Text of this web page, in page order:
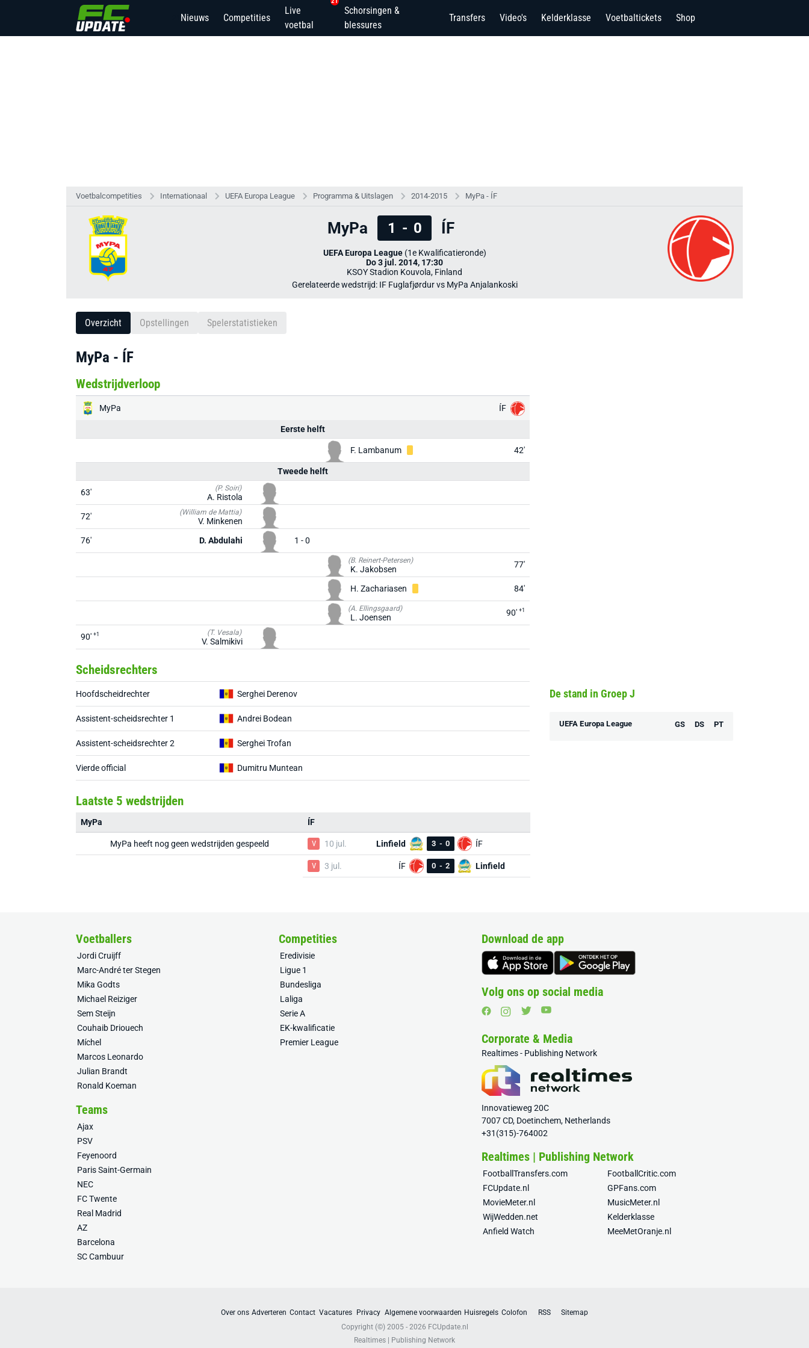
Nieuws Competities
Live
voetbal
Schorsingen &
blessures
Transfers Video's Kelderklasse Voetbaltickets Shop
Voetbalcompetities Internationaal UEFA Europa League Programma & Uitslagen 2014-2015 MyPa - ÍF
MyPa 1 - 0 ÍF
UEFA Europa League(1e Kwalificatieronde)
Do 3 jul. 2014, 17:30
KSOY Stadion Kouvola, Finland
Gerelateerde wedstrijd: IF Fuglafjørdur vs MyPa Anjalankoski
Overzicht Opstellingen Spelerstatistieken
MyPa - ÍF
Wedstrijdverloop
MyPa ÍF
Eerste helft
F. Lambanum 42'
Tweede helft
63' (P. Soiri)
A. Ristola
72'
(William de Mattia)
V. Minkenen
76'
D. Abdulahi 1 - 0
(B. Reinert-Petersen)
K. Jakobsen 77'
H. Zachariasen 84'
(A. Ellingsgaard)
L. Joensen 90' +1
90' +1 (T. Vesala)
V. Salmikivi
Scheidsrechters
Hoofdscheidrechter Serghei Derenov
Assistent-scheidsrechter 1 Andrei Bodean
Assistent-scheidsrechter 2 Serghei Trofan
Vierde official Dumitru Muntean
Laatste 5 wedstrijden
MyPa
MyPa heeft nog geen wedstrijden gespeeld
ÍF
V 10 jul. Linfield 3 - 0 ÍF
V 3 jul. ÍF 0 - 2 Linfield
De stand in Groep J
UEFA Europa League GS DS PT
Voetballers
Jordi Cruijff
Marc-André ter Stegen
Mika Godts
Michael Reiziger
Sem Steijn
Couhaib Driouech
Míchel
Marcos Leonardo
Julian Brandt
Ronald Koeman
Competities
Eredivisie
Ligue 1
Bundesliga
Laliga
Serie A
EK-kwalificatie
Premier League
Teams
Ajax
PSV
Feyenoord
Paris Saint-Germain
NEC
FC Twente
Real Madrid
AZ
Barcelona
SC Cambuur
Download de app
Volg ons op social media
Corporate & Media
Realtimes - Publishing Network
Innovatieweg 20C
7007 CD, Doetinchem, Netherlands
+31(315)-764002
Realtimes | Publishing Network
FootballTransfers.com
FootballCritic.com
FCUpdate.nl
GPFans.com
MovieMeter.nl
MusicMeter.nl
WijWedden.net
Kelderklasse
Anfield Watch
MeeMetOranje.nl
Over ons Adverteren Contact Vacatures Privacy Algemene voorwaarden Huisregels Colofon RSS
Sitemap
Copyright (©) 2005 - 2026 FCUpdate.nl
Realtimes | Publishing Network